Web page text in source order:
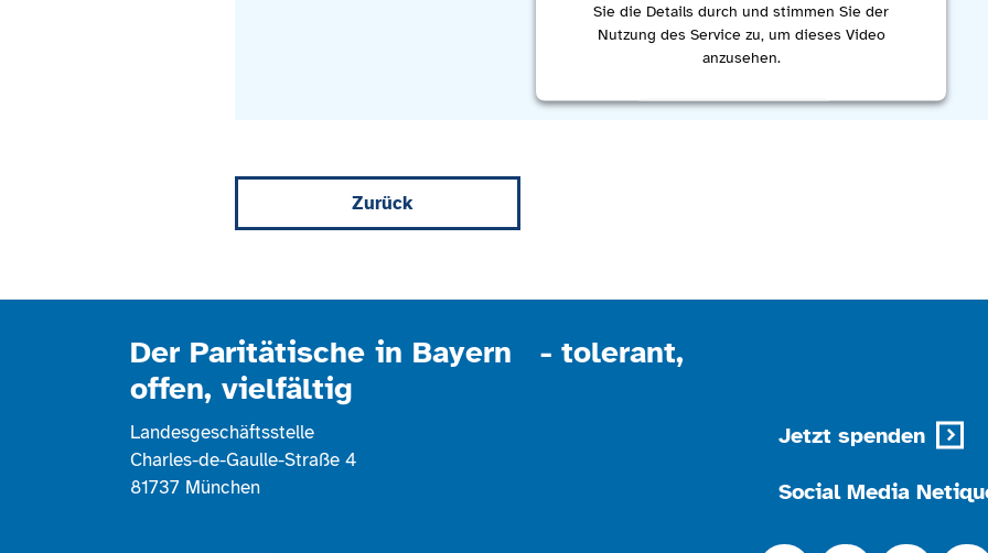
Sie die Details durch und stimmen Sie der
Nutzung des Service zu, um dieses Video
anzusehen.
Zurück
Der Paritätische in Bayern - tolerant,
offen, vielfältig
Landesgeschäftsstelle
Charles-de-Gaulle-Straße 4
81737 München
Jetzt spenden
Social Media